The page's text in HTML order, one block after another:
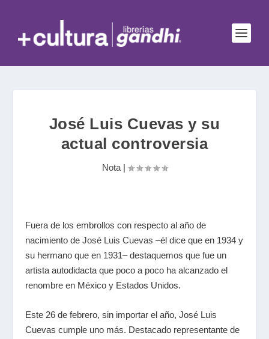
José Luis Cuevas y su
actual controversia
Nota|
Fuera de los embrollos con respecto al año de
nacimiento deJosé Luis Cuevas –él dice que en 1934 y
su hermano que en 1931– destaquemos que fue un
artista autodidacta que poco a poco ha alcanzado el
renombre en México y Estados Unidos.
Este 26 de febrero, sin importar el año, José Luis
Cuevas cumple uno más. Destacado representante de